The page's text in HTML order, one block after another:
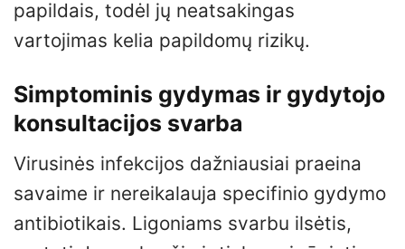
papildais, todėl jų neatsakingas
vartojimas kelia papildomų rizikų.
Simptominis gydymas ir gydytojo
konsultacijos svarba
Virusinės infekcijos dažniausiai praeina
savaime ir nereikalauja specifinio gydymo
antibiotikais. Ligoniams svarbu ilsėtis,